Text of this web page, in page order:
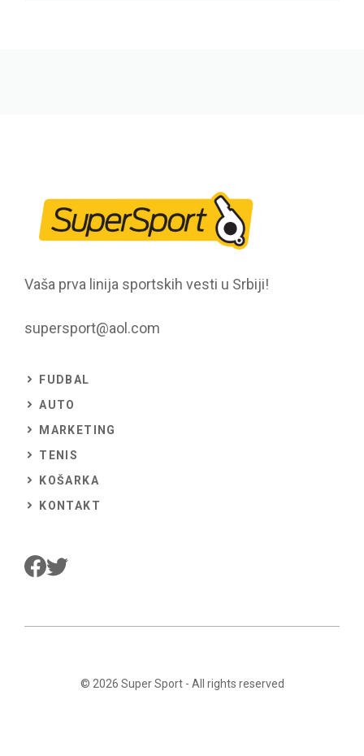
Vaša prva linija sportskih vesti u Srbiji!
supersport@aol.com
FUDBAL
AUTO
MARKETING
TENIS
KOŠARKA
KONTAKT
© 2026 Super Sport- All rights reserved